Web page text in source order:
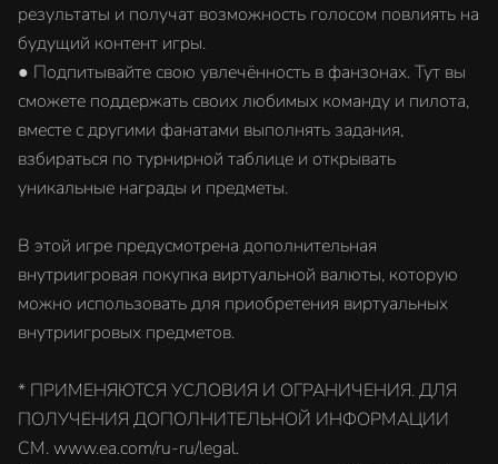
результаты и получат возможность голосом повлиять на
будущий контент игры.
● Подпитывайте свою увлечённость в фанзонах. Тут вы
сможете поддержать своих любимых команду и пилота,
вместе с другими фанатами выполнять задания,
взбираться по турнирной таблице и открывать
уникальные награды и предметы.
В этой игре предусмотрена дополнительная
внутриигровая покупка виртуальной валюты, которую
можно использовать для приобретения виртуальных
внутриигровых предметов.
* ПРИМЕНЯЮТСЯ УСЛОВИЯ И ОГРАНИЧЕНИЯ. ДЛЯ
ПОЛУЧЕНИЯ ДОПОЛНИТЕЛЬНОЙ ИНФОРМАЦИИ
СМ. www.ea.com/ru-ru/legal.